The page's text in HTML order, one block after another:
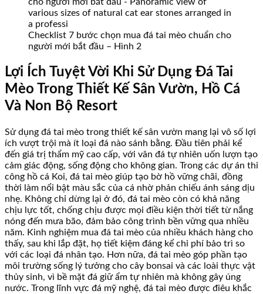
Checklist 7 bước chọn mua đá tai mèo chuẩn cho
người mới bắt đầu – Hình 2
Lợi Ích Tuyệt Vời Khi Sử Dụng Đá Tai
Mèo Trong Thiết Kế Sân Vườn, Hồ Cá
Và Non Bộ Resort
Sử dụng đá tai mèo trong thiết kế sân vườn mang lại vô số lợi
ích vượt trội mà ít loại đá nào sánh bằng. Đầu tiên phải kể
đến giá trị thẩm mỹ cao cấp, với vân đá tự nhiên uốn lượn tạo
cảm giác động, sống động cho không gian. Trong các dự án thi
công hồ cá Koi, đá tai mèo giúp tạo bờ hồ vững chãi, đồng
thời làm nổi bật màu sắc của cá nhờ phản chiếu ánh sáng dịu
nhẹ. Không chỉ dừng lại ở đó, đá tai mèo còn có khả năng
chịu lực tốt, chống chịu được mọi điều kiện thời tiết từ nắng
nóng đến mưa bão, đảm bảo công trình bền vững qua nhiều
năm. Kinh nghiệm mua đá tai mèo của nhiều khách hàng cho
thấy, sau khi lắp đặt, họ tiết kiệm đáng kể chi phí bảo trì so
với các loại đá nhân tạo. Hơn nữa, đá tai mèo góp phần tạo
môi trường sống lý tưởng cho cây bonsai và các loài thực vật
thủy sinh, vì bề mặt đá giữ ẩm tự nhiên mà không gây úng
nước. Trong lĩnh vực đá mỹ nghệ, đá tai mèo được điêu khắc